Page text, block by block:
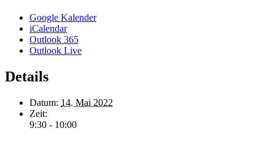
Google Kalender
iCalendar
Outlook 365
Outlook Live
Details
Datum: 14. Mai 2022
Zeit:
9:30 - 10:00